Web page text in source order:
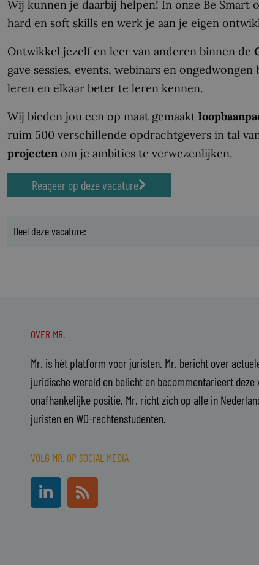
Wij kunnen je daarbij helpen! In onze Be Smart
hard en soft skills en werk je aan je eigen
Ontwikkel jezelf en leer van anderen binnen de
gave sessies, events, webinars en
leren en elkaar beter te leren kennen.
Wij bieden jou een op maat gemaakt
ruim 500 verschillende opdrachtgevers in tal
projecten om je ambities te verwezenlijken.
Reageer op deze vacature
Deel deze vacature:
OVER MR.
Mr. is hét platform voor juristen. Mr. bericht over
juridische wereld en belicht en becommentarieert deze
onafhankelijke positie. Mr. richt zich op alle in
juristen en WO-rechtenstudenten.
VOLG MR. OP SOCIAL MEDIA
L
i
n
R
s
s